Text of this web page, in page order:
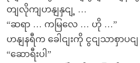
တျလိုကျဟနျနှငျ့ …
“ဆရာ … ကမြလေ … ဟို …”
ဟနျနရီက ခေါငျးကို ငွငျသာစှာပငျ
“ဆောရီးပါ”